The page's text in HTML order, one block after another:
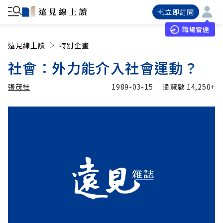
立即訂閱
職場雷達
遠見線上讀 特別企畫
社會：外力能介入社會運動？
張茂桂 1989-03-15 瀏覽數 14,250+